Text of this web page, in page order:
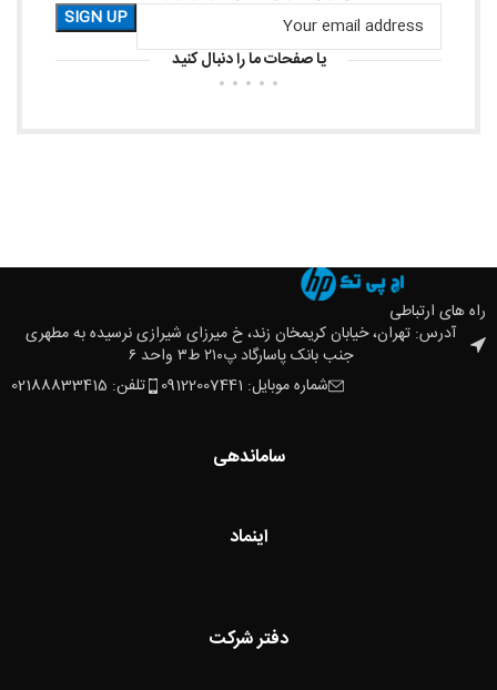
یا صفحات ما را دنبال کنید
راه های ارتباطی
آدرس: تهران، خیابان کریمخان زند، خ میرزای شیرازی نرسیده به مطهری
جنب بانک پاسارگاد پ۲۱۰ ط۳ واحد ۶
تلفن: 02188833415
شماره موبایل: 09122007441
ساماندهی
اینماد
دفتر شرکت